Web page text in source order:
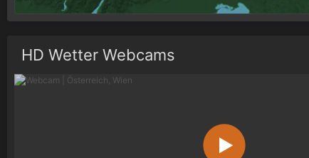
HD Wetter Webcams